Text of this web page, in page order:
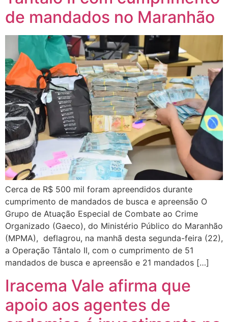
de mandados no Maranhão
Cerca de R$ 500 mil foram apreendidos durante
cumprimento de mandados de busca e apreensão O
Grupo de Atuação Especial de Combate ao Crime
Organizado (Gaeco), do Ministério Público do Maranhão
(MPMA), deflagrou, na manhã desta segunda-feira (22),
a Operação Tântalo II, com o cumprimento de 51
mandados de busca e apreensão e 21 mandados […]
Iracema Vale afirma que
apoio aos agentes de